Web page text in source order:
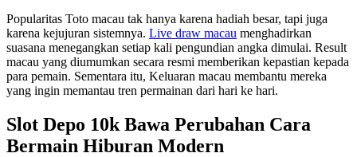
Popularitas Toto macau tak hanya karena hadiah besar, tapi juga
karena kejujuran sistemnya. Live draw macau menghadirkan
suasana menegangkan setiap kali pengundian angka dimulai. Result
macau yang diumumkan secara resmi memberikan kepastian kepada
para pemain. Sementara itu, Keluaran macau membantu mereka
yang ingin memantau tren permainan dari hari ke hari.
Slot Depo 10k Bawa Perubahan Cara
Bermain Hiburan Modern